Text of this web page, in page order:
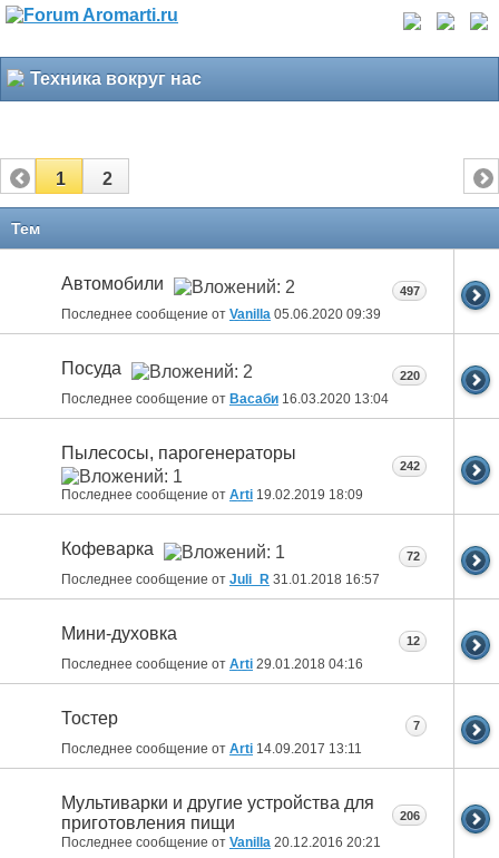
Техника вокруг нас
1 2
Тем
Автомобили
Последнее сообщение от Vanilla 05.06.2020 09:39
497
Посуда
Последнее сообщение от Васаби 16.03.2020 13:04
220
Пылесосы, парогенераторы
Последнее сообщение от Arti 19.02.2019 18:09
242
Кофеварка
Последнее сообщение от Juli_R 31.01.2018 16:57
72
Мини-духовка
Последнее сообщение от Arti 29.01.2018 04:16
12
Тостер
Последнее сообщение от Arti 14.09.2017 13:11
7
Мультиварки и другие устройства для
приготовления пищи
Последнее сообщение от Vanilla 20.12.2016 20:21
206